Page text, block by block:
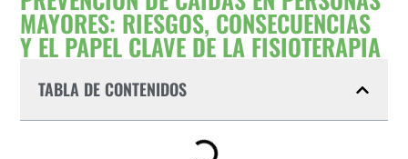
MAYORES: RIESGOS, CONSECUENCIAS
Y EL PAPEL CLAVE DE LA FISIOTERAPIA
TABLA DE CONTENIDOS